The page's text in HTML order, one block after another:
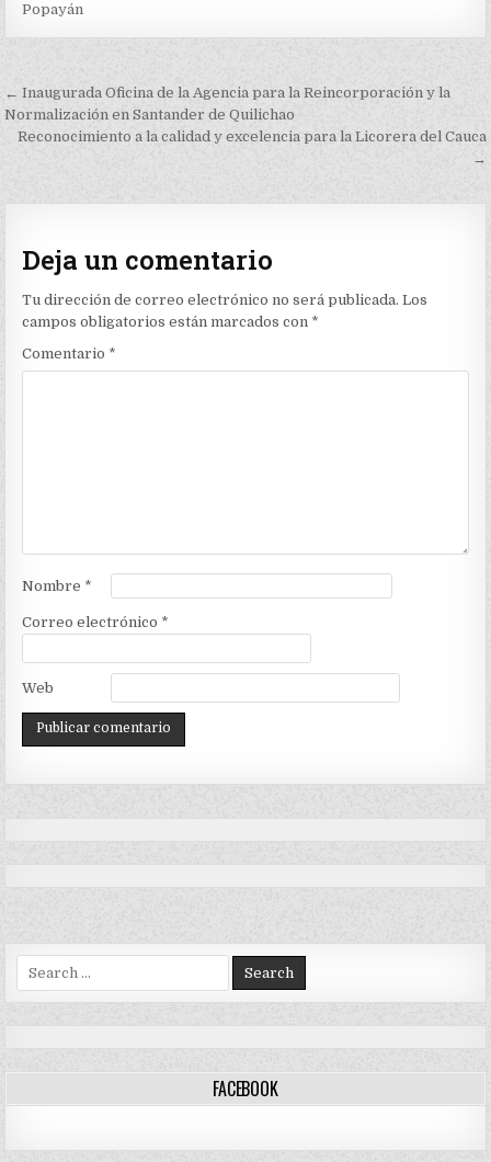
Popayán
Navegación
de
← Inaugurada Oficina de la Agencia para la Reincorporación y la
Normalización en Santander de Quilichao
Reconocimiento a la calidad y excelencia para la Licorera del Cauca
→
Deja un comentario
Tu dirección de correo electrónico no será publicada. Los
campos obligatorios están marcados con *
Comentario *
Nombre *
Correo electrónico *
Web
Search
for:
FACEBOOK